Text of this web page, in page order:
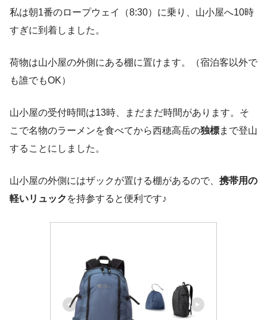
私は朝1番のロープウェイ（8:30）に乗り、山小屋へ10時
すぎに到着しました。
荷物は山小屋の外側にある棚に置けます。（宿泊客以外で
も誰でもOK）
山小屋の受付時間は13時、まだまだ時間があります。そ
こで名物のラーメンを食べてから西穂高岳の独標まで登山
することにしました。
山小屋の外側にはザックが置ける棚があるので、 携帯用の
軽いリュック を持参すると便利です♪